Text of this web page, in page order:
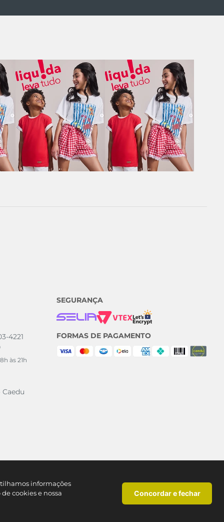
informações
cookies e nossa
Concordar e fechar
4221
às 21h
SEGURANÇA
FORMAS DE PAGAMENTO